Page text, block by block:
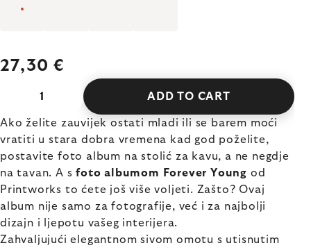
27,30 €
ADD TO CART
Ako želite zauvijek ostati mladi ili se barem moći
vratiti u stara dobra vremena kad god poželite,
postavite foto album na stolić za kavu, a ne negdje
na tavan. A sfoto albumom Forever Young od
Printworks to ćete još više voljeti. Zašto? Ovaj
album nije samo za fotografije, već i za najbolji
dizajn i ljepotu vašeg interijera.
Zahvaljujući elegantnom sivom omotu s utisnutim